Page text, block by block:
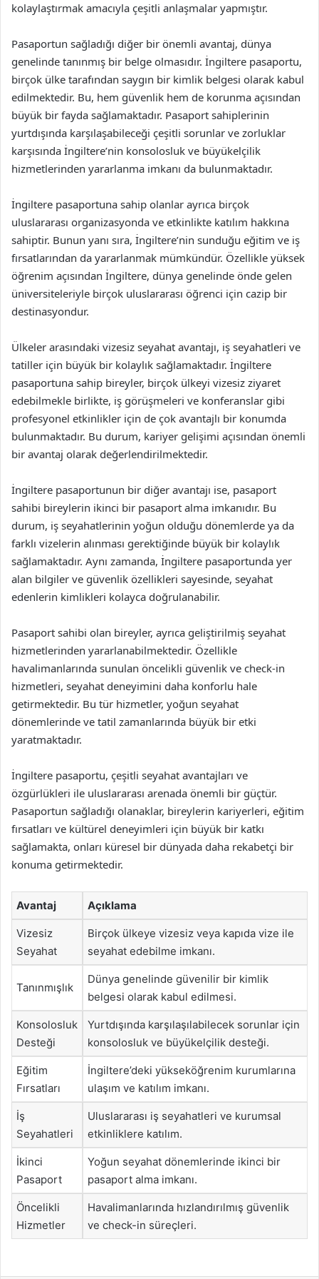
kolaylaştırmak amacıyla çeşitli anlaşmalar yapmıştır.
Pasaportun sağladığı diğer bir önemli avantaj, dünya
genelinde tanınmış bir belge olmasıdır. İngiltere pasaportu,
birçok ülke tarafından saygın bir kimlik belgesi olarak kabul
edilmektedir. Bu, hem güvenlik hem de korunma açısından
büyük bir fayda sağlamaktadır. Pasaport sahiplerinin
yurtdışında karşılaşabileceği çeşitli sorunlar ve zorluklar
karşısında İngiltere’nin konsolosluk ve büyükelçilik
hizmetlerinden yararlanma imkanı da bulunmaktadır.
İngiltere pasaportuna sahip olanlar ayrıca birçok
uluslararası organizasyonda ve etkinlikte katılım hakkına
sahiptir. Bunun yanı sıra, İngiltere’nin sunduğu eğitim ve iş
fırsatlarından da yararlanmak mümkündür. Özellikle yüksek
öğrenim açısından İngiltere, dünya genelinde önde gelen
üniversiteleriyle birçok uluslararası öğrenci için cazip bir
destinasyondur.
Ülkeler arasındaki vizesiz seyahat avantajı, iş seyahatleri ve
tatiller için büyük bir kolaylık sağlamaktadır. İngiltere
pasaportuna sahip bireyler, birçok ülkeyi vizesiz ziyaret
edebilmekle birlikte, iş görüşmeleri ve konferanslar gibi
profesyonel etkinlikler için de çok avantajlı bir konumda
bulunmaktadır. Bu durum, kariyer gelişimi açısından önemli
bir avantaj olarak değerlendirilmektedir.
İngiltere pasaportunun bir diğer avantajı ise, pasaport
sahibi bireylerin ikinci bir pasaport alma imkanıdır. Bu
durum, iş seyahatlerinin yoğun olduğu dönemlerde ya da
farklı vizelerin alınması gerektiğinde büyük bir kolaylık
sağlamaktadır. Aynı zamanda, İngiltere pasaportunda yer
alan bilgiler ve güvenlik özellikleri sayesinde, seyahat
edenlerin kimlikleri kolayca doğrulanabilir.
Pasaport sahibi olan bireyler, ayrıca geliştirilmiş seyahat
hizmetlerinden yararlanabilmektedir. Özellikle
havalimanlarında sunulan öncelikli güvenlik ve check-in
hizmetleri, seyahat deneyimini daha konforlu hale
getirmektedir. Bu tür hizmetler, yoğun seyahat
dönemlerinde ve tatil zamanlarında büyük bir etki
yaratmaktadır.
İngiltere pasaportu, çeşitli seyahat avantajları ve
özgürlükleri ile uluslararası arenada önemli bir güçtür.
Pasaportun sağladığı olanaklar, bireylerin kariyerleri, eğitim
fırsatları ve kültürel deneyimleri için büyük bir katkı
sağlamakta, onları küresel bir dünyada daha rekabetçi bir
konuma getirmektedir.
Avantaj Açıklama
Vizesiz
Seyahat
Birçok ülkeye vizesiz veya kapıda vize ile
seyahat edebilme imkanı.
Tanınmışlık
Dünya genelinde güvenilir bir kimlik
belgesi olarak kabul edilmesi.
Konsolosluk
Desteği
Yurtdışında karşılaşılabilecek sorunlar için
konsolosluk ve büyükelçilik desteği.
Eğitim
Fırsatları
İngiltere’deki yükseköğrenim kurumlarına
ulaşım ve katılım imkanı.
İş
Seyahatleri
Uluslararası iş seyahatleri ve kurumsal
etkinliklere katılım.
İkinci
Pasaport
Yoğun seyahat dönemlerinde ikinci bir
pasaport alma imkanı.
Öncelikli
Hizmetler
Havalimanlarında hızlandırılmış güvenlik
ve check-in süreçleri.